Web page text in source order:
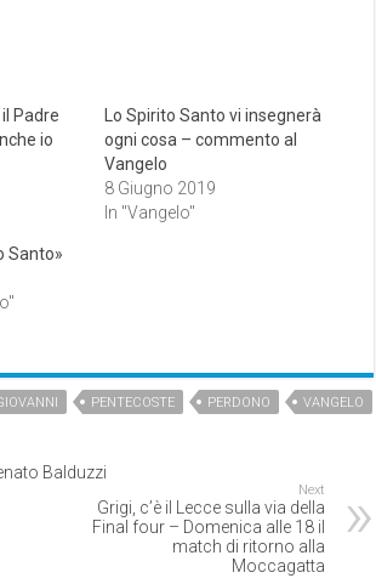
Padre
io
Lo Spirito Santo vi insegnerà
ogni cosa – commento al
Vangelo
8 Giugno 2019
In "Vangelo"
Santo»
PENTECOSTE PERDONO VANGELO
Balduzzi
Next
Grigi, c’è il Lecce sulla via della
Final four – Domenica alle 18 il
match di ritorno alla
Moccagatta